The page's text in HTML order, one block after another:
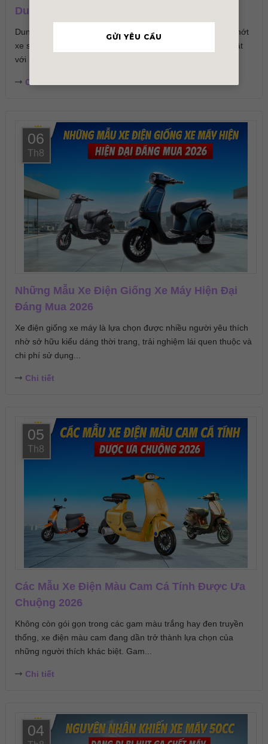
Dung Tích Nhớt Xe 50cc Là Bao Nhiêu ML?
Dung tích nhớt xe 50cc bao nhiêu là đủ? Tìm hiểu lượng nhớt
xe số, xe ga 50cc cần dùng và cách thay nhớt đúng kỹ thuật
với bài viết...
Chi tiết
06
Th8
Những Mẫu Xe Điện Giống Xe Máy Hiện Đại
Đáng Mua 2026
Xe điện giống xe máy là lựa chọn được nhiều người yêu thích
nhờ sở hữu kiểu dáng thời trang, trải nghiệm lái quen thuộc và
chi phí sử dụng...
Chi tiết
05
Th8
Các Mẫu Xe Điện Màu Cam Cá Tính Được Ưa
Chuộng 2026
Không còn gói gọn trong các gam màu trắng hay đen truyền
thống, xe điện màu cam đang dần trở thành lựa chọn của
những người thích khác biệt. Gam...
Chi tiết
04
GỬI YÊU CẦU